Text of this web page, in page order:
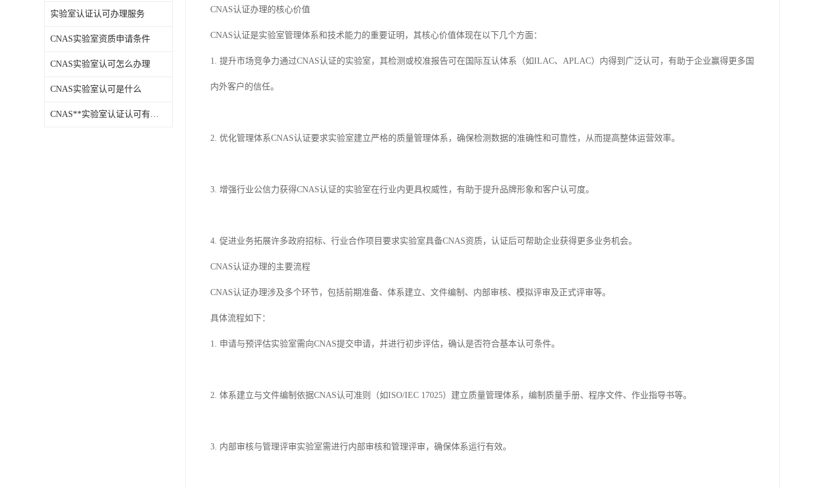
实验室认证认可办理服务
CNAS实验室资质申请条件
CNAS实验室认可怎么办理
CNAS实验室认可是什么
CNAS**实验室认证认可有什么用
CNAS认证办理的核心价值
CNAS认证是实验室管理体系和技术能力的重要证明，其核心价值体现在以下几个方面：
1. 提升市场竞争力通过CNAS认证的实验室，其检测或校准报告可在国际互认体系（如ILAC、APLAC）内得到广泛认可，有助于企业赢得更多国
内外客户的信任。
2. 优化管理体系CNAS认证要求实验室建立严格的质量管理体系，确保检测数据的准确性和可靠性，从而提高整体运营效率。
3. 增强行业公信力获得CNAS认证的实验室在行业内更具权威性，有助于提升品牌形象和客户认可度。
4. 促进业务拓展许多政府招标、行业合作项目要求实验室具备CNAS资质，认证后可帮助企业获得更多业务机会。
CNAS认证办理的主要流程
CNAS认证办理涉及多个环节，包括前期准备、体系建立、文件编制、内部审核、模拟评审及正式评审等。
具体流程如下：
1. 申请与预评估实验室需向CNAS提交申请，并进行初步评估，确认是否符合基本认可条件。
2. 体系建立与文件编制依据CNAS认可准则（如ISO/IEC 17025）建立质量管理体系，编制质量手册、程序文件、作业指导书等。
3. 内部审核与管理评审实验室需进行内部审核和管理评审，确保体系运行有效。